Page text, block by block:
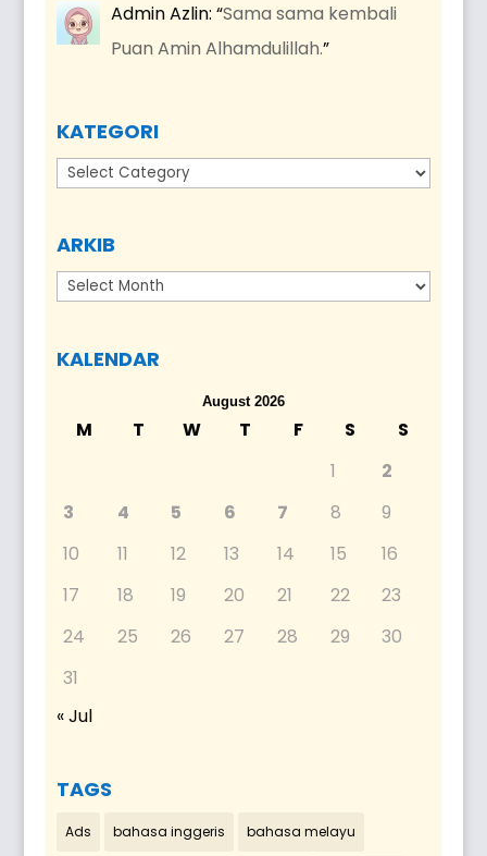
Admin Azlin: “Sama sama kembali
Puan Amin Alhamdulillah.”
KATEGORI
Kategori
ARKIB
Arkib
KALENDAR
August 2026
M T W T F S
S
1
2
3
4 5 6 7 8
9
10
11 12 13 14 15
16
17
18 19 20 21 22
23
24
25 26 27 28 29
30
31
« Jul
TAGS
Ads bahasa inggeris bahasa melayu